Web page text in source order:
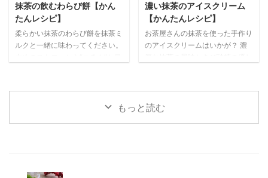
るった抹茶をボウルに入れて、ゴ
ムベラでまんべんなく混ぜる。
２ ①を15g程の大きさに分け ...
ナッツ お好みで ホワイトチョコ
レート お好みで 作り方 １ 卵はボ
ウルに割り入れて、よく溶きほぐ
す。 ２ ホワ ...
抹茶の飲むわらび餅【かん
たんレシピ】
柔らかい抹茶のわらび餅を抹茶ミ
ルクと一緒に味わってください。
ながら召し上がれ♪ ※お子様や年
配の方用には、ストローではなく
濃い抹茶のアイスクリーム
【かんたんレシピ】
お茶屋さんの抹茶を使った手作り
のアイスクリームはいかが？ 濃
料（2~3人分） 抹茶 10g 生クリ
ーム （湯せん用） 50㎖ 生クリ
もっと読む